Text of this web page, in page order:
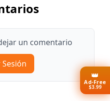
un comentario
👑
Ad-Free
$3.99